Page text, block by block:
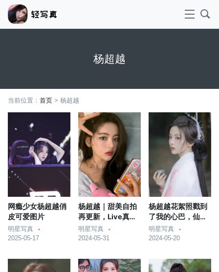
杨超越
当前位置： 首页> 杨超越
网瘾少女杨超越俏
皮可爱图片
明星写真
2025-05-17
杨超越｜甜美自拍
再更新，Live真
绝！
明星写真
2024-05-31
杨超越花絮照戳到
了我的心巴，仙气
飘飘。
明星写真
2024-05-20